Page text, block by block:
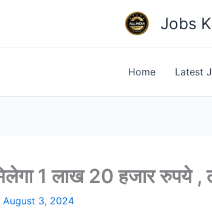
Jobs
Home Latest
1 लाख 20 हजार रुपये ,
August 3, 2024